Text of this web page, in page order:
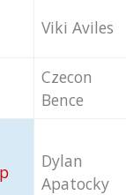
Viki Aviles
Czecon
Bence
Dylan
Apatocky